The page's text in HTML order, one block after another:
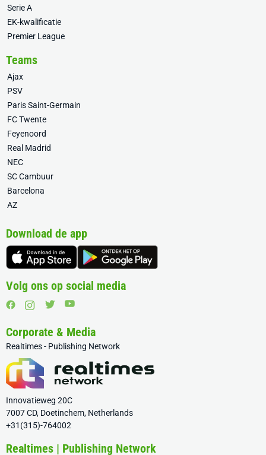
Serie A
EK-kwalificatie
Premier League
Teams
Ajax
PSV
Paris Saint-Germain
FC Twente
Feyenoord
Real Madrid
NEC
SC Cambuur
Barcelona
AZ
Download de app
Volg ons op social media
Corporate & Media
Realtimes - Publishing Network
Innovatieweg 20C
7007 CD, Doetinchem, Netherlands
+31(315)-764002
Realtimes | Publishing Network